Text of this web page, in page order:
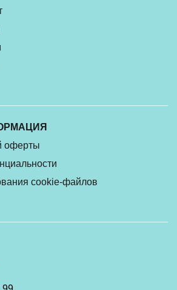
оферты
cookie-файлов